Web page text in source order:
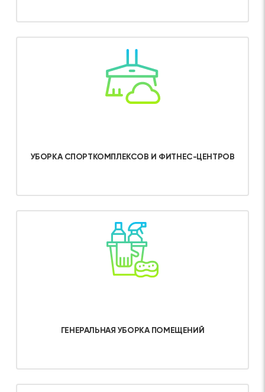
Об услуге
УБОРКА СПОРТКОМПЛЕКСОВ И ФИТНЕС-ЦЕНТРОВ
Об услуге
ГЕНЕРАЛЬНАЯ УБОРКА ПОМЕЩЕНИЙ
Об услуге